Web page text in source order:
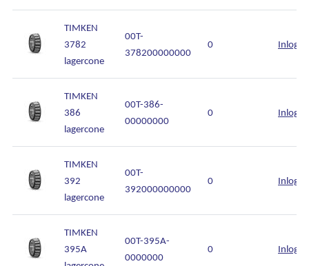
TIMKEN
3782
lagercone
00T-
378200000000
0
TIMKEN
386
lagercone
00T-386-
00000000
0
TIMKEN
392
lagercone
00T-
392000000000
0
TIMKEN
395A
00T-395A-
0000000
0